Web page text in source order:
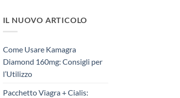
IL NUOVO ARTICOLO
Come Usare Kamagra
Diamond 160mg: Consigli per
l’Utilizzo
Pacchetto Viagra + Cialis: